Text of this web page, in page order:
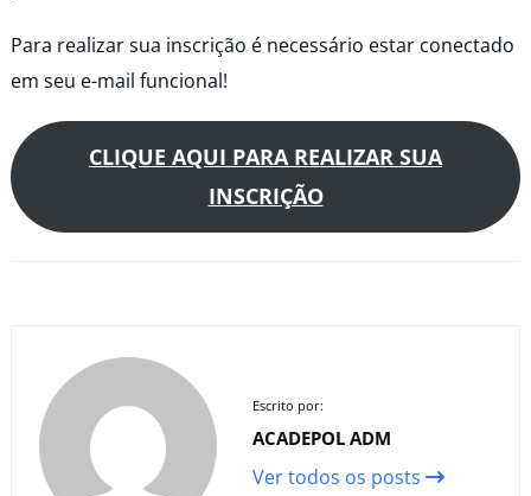
Para realizar sua inscrição é necessário estar conectado
em seu e-mail funcional!
CLIQUE AQUI PARA REALIZAR SUA
INSCRIÇÃO
Escrito por:
ACADEPOL ADM
Ver todos os posts